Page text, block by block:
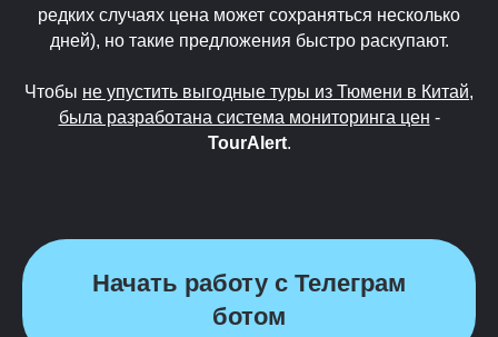
редких случаях цена может сохраняться несколько
дней), но такие предложения быстро раскупают.
Чтобы не упустить выгодные туры из Тюмени в Китай,
была разработана система мониторинга цен -
TourAlert.
Начать работу с Телеграм
ботом